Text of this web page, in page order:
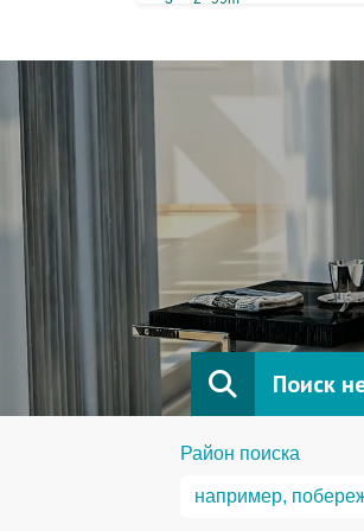
Поиск
Район поиска